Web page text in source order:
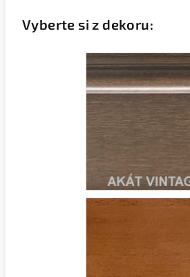
Vyberte si z dekoru: